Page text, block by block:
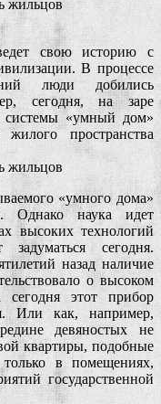
свою историю с
В процессе
люди добились
сегодня, на заре
системы «умный дом»
пространства
«умного дома»
Однако наука идет
высоких технологий
сегодня.
назад наличие
о высоком
сегодня этот прибор
Или как, например,
девяностых не
квартиры, подобные
только в помещениях,
государственной